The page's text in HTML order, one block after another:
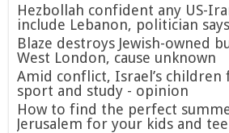
Hezbollah confident any US-
include Lebanon, politician says
Blaze destroys Jewish-owned
West London, cause unknown
Amid conflict, Israel’s
sport and study - opinion
How to find the perfect
Jerusalem for your kids and